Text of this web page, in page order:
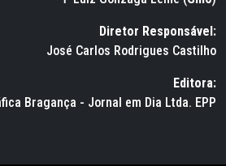
Diretor Responsável:
José Carlos Rodrigues Castilho
Editora:
Bragança - Jornal em Dia Ltda. EPP